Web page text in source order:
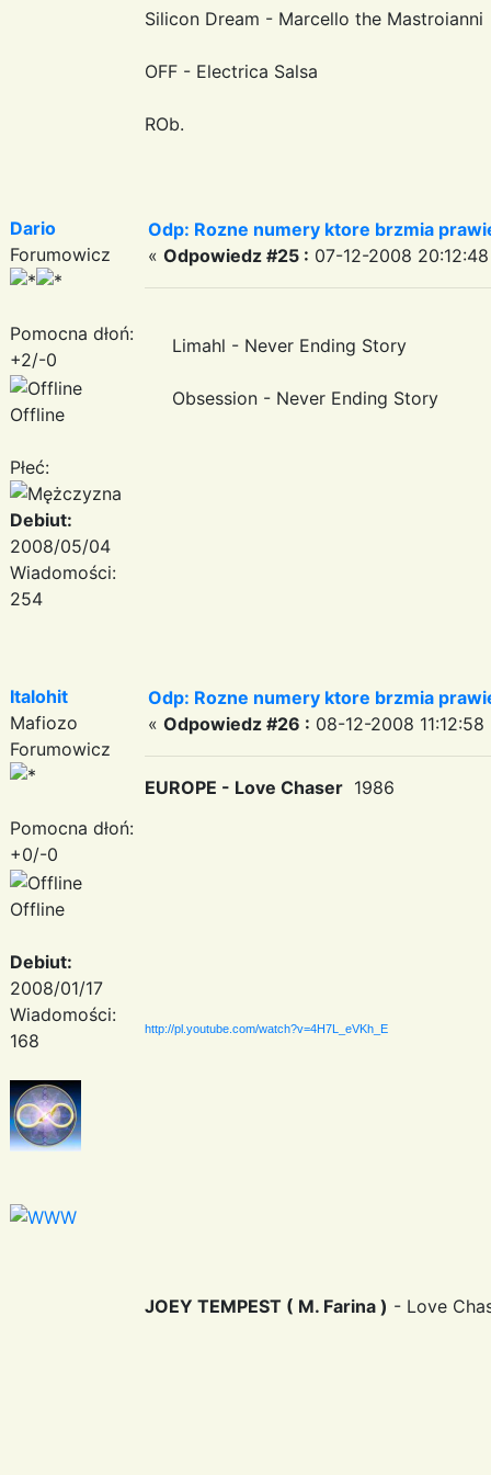
Silicon Dream - Marcello the Mastroianni
OFF - Electrica Salsa
ROb.
Dario
Forumowicz
Pomocna dłoń:
+2/-0
Offline
Płeć:
Debiut:
2008/05/04
Wiadomości:
254
Odp: Rozne numery ktore brzmia
« Odpowiedz #25 : 07-12-2008
Limahl - Never Ending Story
Obsession - Never Ending Story
Italohit
Mafiozo
Forumowicz
Pomocna dłoń:
+0/-0
Offline
Debiut:
2008/01/17
Wiadomości:
168
Odp: Rozne numery ktore brzmia
« Odpowiedz #26 : 08-12-2008 11:12:58
EUROPE - Love Chaser 1986
http://pl.youtube.com/watch?v=4H7L_eVKh_E
JOEY TEMPEST ( M. Farina ) - Love